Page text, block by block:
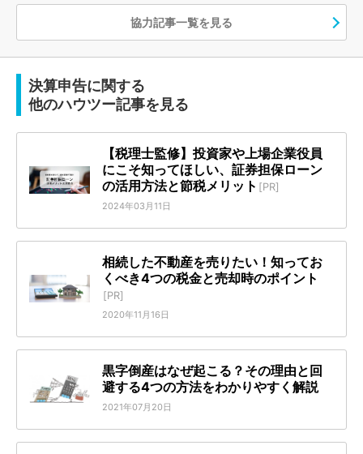
協力記事一覧を見る
決算申告に関する
他のハウツー記事を見る
【税理士監修】投資家や上場企業役員
にこそ知ってほしい、証券担保ローン
の活用方法と節税メリット [PR]
2024年03月11日
相続した不動産を売りたい！知ってお
くべき4つの税金と売却時のポイント
[PR]
2020年11月16日
黒字倒産はなぜ起こる？その理由と回
避する4つの方法をわかりやすく解説
2021年07月20日